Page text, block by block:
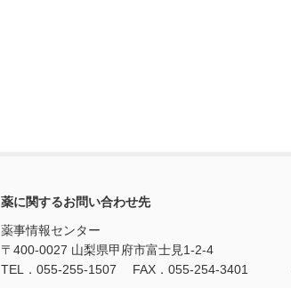
薬に関するお問い合わせ先
薬事情報センター
〒400-0027 山梨県甲府市富士見1-2-4
TEL．055-255-1507 FAX．055-254-3401